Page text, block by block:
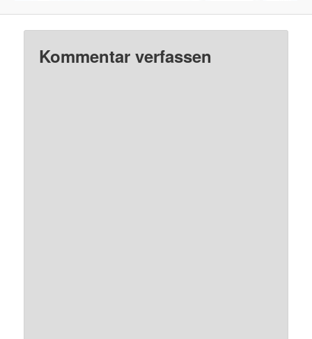
Kommentar verfassen